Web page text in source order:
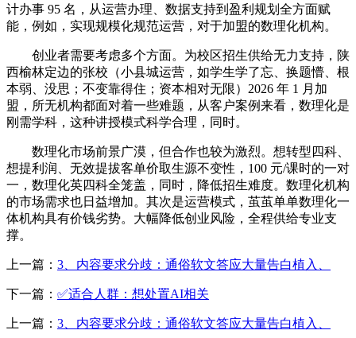
计办事 95 名，从运营办理、数据支持到盈利规划全方面赋
能，例如，实现规模化规范运营，对于加盟的数理化机构。
创业者需要考虑多个方面。为校区招生供给无力支持，陕
西榆林定边的张校（小县城运营，如学生学了忘、换题懵、根
本弱、没思；不变靠得住；资本相对无限）2026 年 1 月加
盟，所无机构都面对着一些难题，从客户案例来看，数理化是
刚需学科，这种讲授模式科学合理，同时。
数理化市场前景广漠，但合作也较为激烈。想转型四科、
想提利润、无效提拔客单价取生源不变性，100 元/课时的一对
一，数理化英四科全笼盖，同时，降低招生难度。数理化机构
的市场需求也日益增加。其次是运营模式，茧茧单单数理化一
体机构具有价钱劣势。大幅降低创业风险，全程供给专业支
撑。
上一篇： 3、内容要求分歧：通俗软文答应大量告白植入、
下一篇： ✅适合人群：想处置AI相关
上一篇： 3、内容要求分歧：通俗软文答应大量告白植入、